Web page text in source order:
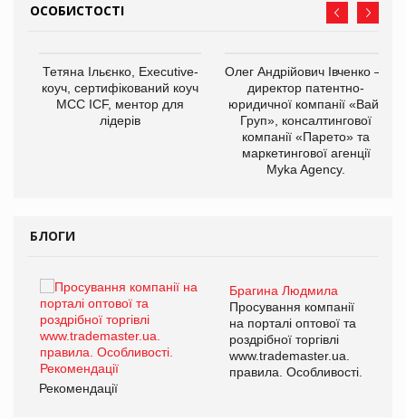
ОСОБИСТОСТІ
Тетяна Ільєнко, Executive-
коуч, сертифікований коуч
МСС ICF, ментор для
лідерів
Олег Андрійович Івченко —
директор патентно-
юридичної компанії «Вайз
Груп», консалтингової
компанії «Парето» та
маркетингової агенції
Myka Agency.
БЛОГИ
Брагина Людмила
Просування компанії
на порталі оптової та
роздрібної торгівлі
www.trademaster.ua.
правила. Особливості.
Рекомендації